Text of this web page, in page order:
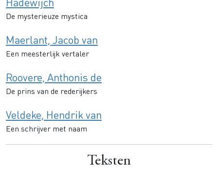
De mysterieuze mystica
Maerlant, Jacob van
Een meesterlijk vertaler
Roovere, Anthonis de
De prins van de rederijkers
Veldeke, Hendrik van
Een schrijver met naam
Teksten